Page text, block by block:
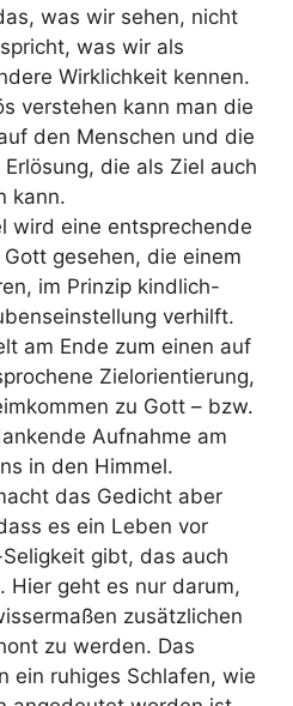
was wir sehen, nicht
was wir als
Wirklichkeit kennen.
verstehen kann man die
den Menschen und die
die als Ziel auch
kann.
wird eine entsprechende
gesehen, die einem
im Prinzip kindlich-
verhilft.
am Ende zum einen auf
Zielorientierung,
zu Gott – bzw.
Aufnahme am
in den Himmel.
das Gedicht aber
es ein Leben vor
gibt, das auch
Hier geht es nur darum,
zusätzlichen
zu werden. Das
ein ruhiges Schlafen, wie